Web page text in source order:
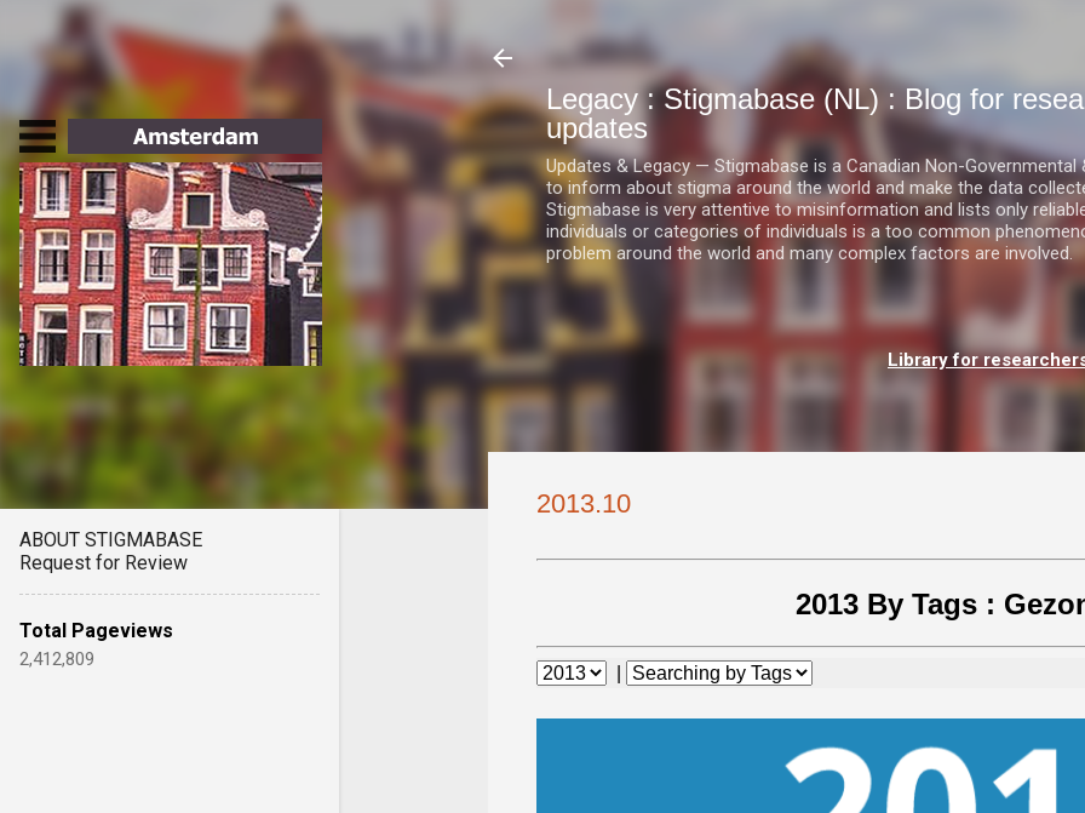
Legacy : Stigmabase (NL) : Blog for
updates
Updates & Legacy — Stigmabase is a Canadian Non-
to inform about stigma around the world and make the data
Stigmabase is very attentive to misinformation and lists only
individuals or categories of individuals is a too common
problem around the world and many complex factors are involved.
Library for
2013.10
2013 By Tags :
ABOUT STIGMABASE
Request for Review
Total Pageviews
2,412,809